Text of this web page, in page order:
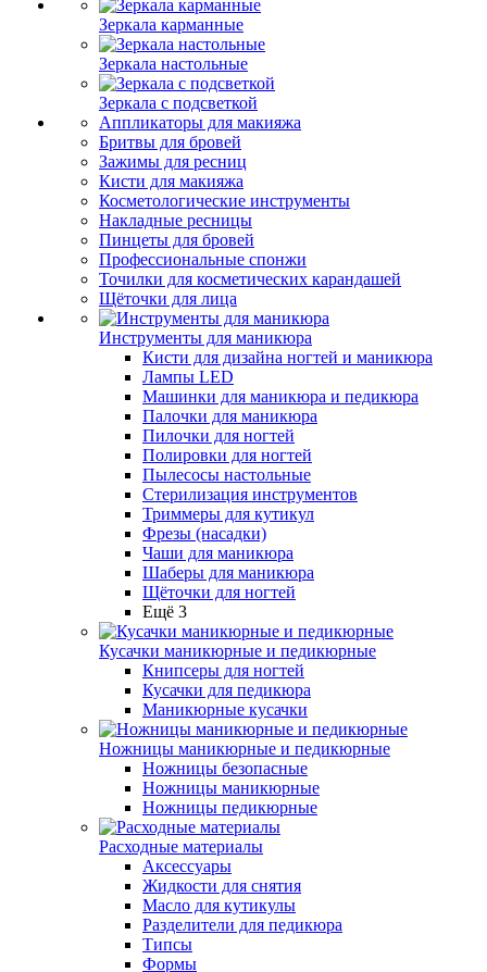
Зеркала карманные
Зеркала настольные
Зеркала с подсветкой
Аппликаторы для макияжа
Бритвы для бровей
Зажимы для ресниц
Кисти для макияжа
Косметологические инструменты
Накладные ресницы
Пинцеты для бровей
Профессиональные спонжи
Точилки для косметических карандашей
Щёточки для лица
Инструменты для маникюра
Кисти для дизайна ногтей и маникюра
Лампы LED
Машинки для маникюра и педикюра
Палочки для маникюра
Пилочки для ногтей
Полировки для ногтей
Пылесосы настольные
Стерилизация инструментов
Триммеры для кутикул
Фрезы (насадки)
Чаши для маникюра
Шаберы для маникюра
Щёточки для ногтей
Ещё 3
Кусачки маникюрные и педикюрные
Книпсеры для ногтей
Кусачки для педикюра
Маникюрные кусачки
Ножницы маникюрные и педикюрные
Ножницы безопасные
Ножницы маникюрные
Ножницы педикюрные
Расходные материалы
Аксессуары
Жидкости для снятия
Масло для кутикулы
Разделители для педикюра
Типсы
Формы